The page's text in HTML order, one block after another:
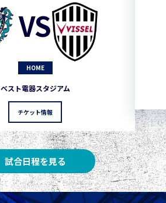
VS
HOME
ベスト電器スタジアム
チケット情報
試合日程を見る